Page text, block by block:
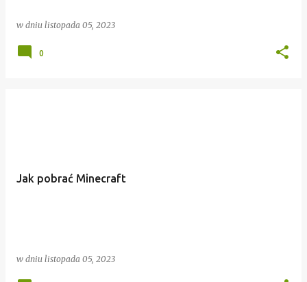
w dniu listopada 05, 2023
0
Jak pobrać Minecraft
w dniu listopada 05, 2023